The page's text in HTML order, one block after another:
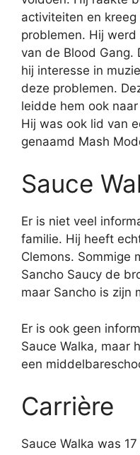
activiteiten en
problemen. Hij
van de Blood Gang.
hij interesse in
deze problemen.
leidde hem ook
Hij was ook lid van
genaamd Mash
Sauce
Er is niet veel
familie. Hij heeft
Clemons. Sommige
Sancho Saucy de
maar Sancho is zijn
Er is ook geen
Sauce Walka, maar
een
Carrière
Sauce Walka was